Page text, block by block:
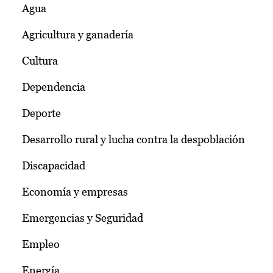
Agua
Agricultura y ganadería
Cultura
Dependencia
Deporte
Desarrollo rural y lucha contra la despoblación
Discapacidad
Economía y empresas
Emergencias y Seguridad
Empleo
Energía